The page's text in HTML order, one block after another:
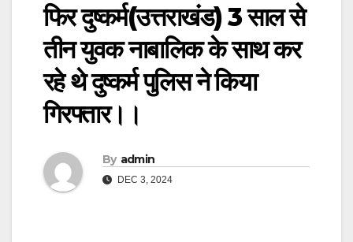
फिर दुष्कर्म(उत्तराखंड) 3 साल से
तीन युवक नाबालिक के साथ कर
रहे थे दुष्कर्म पुलिस ने किया
गिरफ्तार।।
By admin
DEC 3, 2024